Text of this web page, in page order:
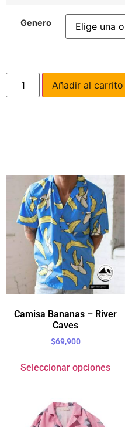
Genero
Añadir al carrito
Camisa Bananas – River
Caves
$69,900
Seleccionar opciones